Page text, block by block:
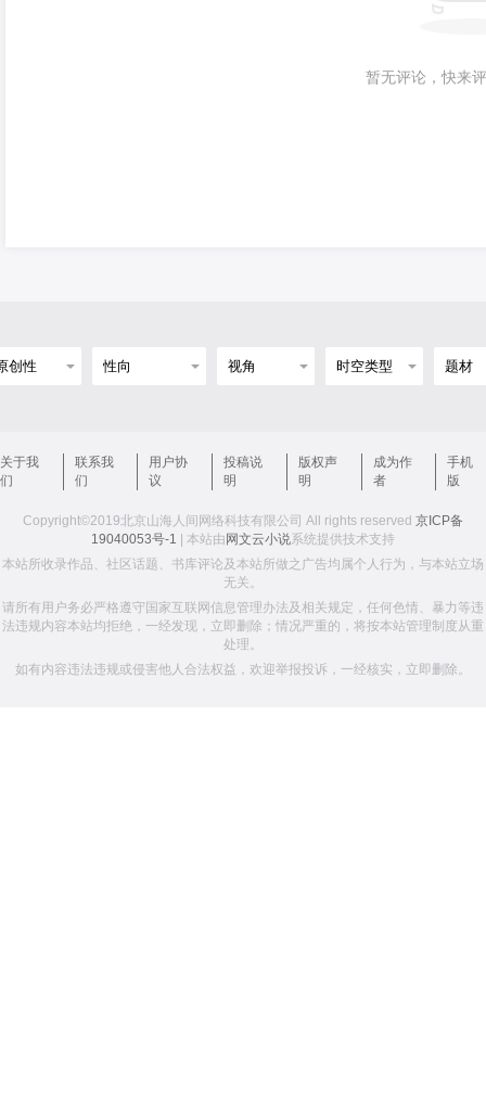
暂无评论，快来
关于我
们
联系我
们
用户协
议
投稿说
明
版权声
明
成为作
者
手机
版
Copyright©2019北京山海人间网络科技有限公司 All rights reserved 京ICP备
19040053号-1 | 本站由网文云小说系统提供技术支持
本站所收录作品、社区话题、书库评论及本站所做之广告均属个人行为，与本站立场
无关。
请所有用户务必严格遵守国家互联网信息管理办法及相关规定，任何色情、暴力等违
法违规内容本站均拒绝，一经发现，立即删除；情况严重的，将按本站管理制度从重
处理。
如有内容违法违规或侵害他人合法权益，欢迎举报投诉，一经核实，立即删除。